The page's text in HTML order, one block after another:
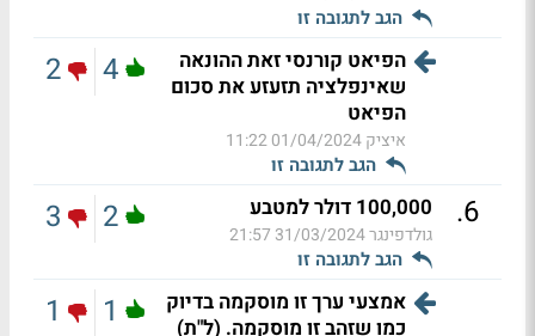
הגב לתגובה זו
הפיאט קורנסי זאת ההונאה
שאינפלציה תזעזע את סכום
הפיאט
איציק01/04/2024 11:22
הגב לתגובה זו
4
2
6
. 100,000 דולר למטבע
גולדפינגר31/03/2024 21:57
הגב לתגובה זו
2
3
אמצעי ערך זו מוסקמה בדיוק
כמו שזהב זו מוסקמה. (ל"ת)
1
1